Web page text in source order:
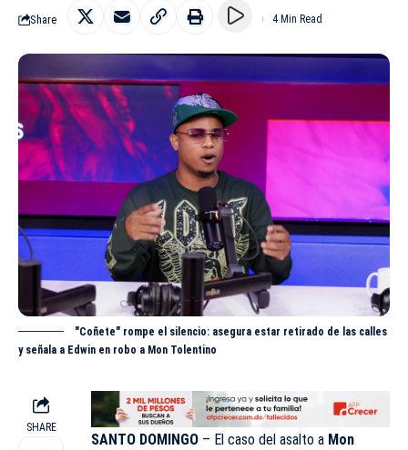
Share 4 Min Read
"Coñete" rompe el silencio: asegura estar retirado de las calles
y señala a Edwin en robo a Mon Tolentino
SHARE
SANTO DOMINGO – El caso del asalto a Mon